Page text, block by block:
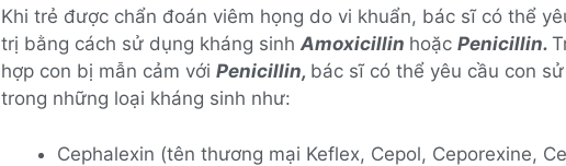
Khi trẻ được chẩn đoán viêm họng do vi khuẩn, bác sĩ có thể
trị bằng cách sử dụng kháng sinhAmoxicillin hoặc Penicillin.
hợp con bị mẫn cảm với Penicillin, bác sĩ có thể yêu cầu con
trong những loại kháng sinh như:
Cephalexin (tên thương mại Keflex, Cepol, Ceporexine,